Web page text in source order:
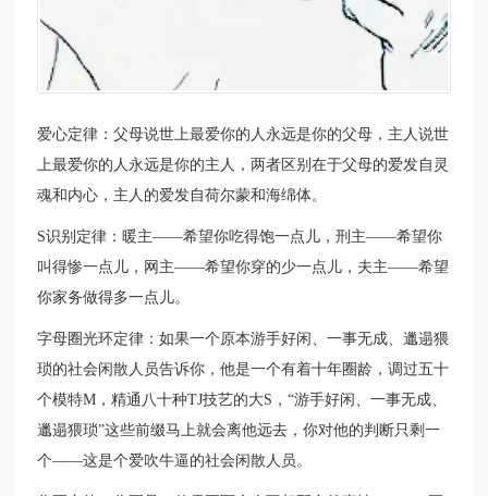
爱心定律：父母说世上最爱你的人永远是你的父母，主人说世
上最爱你的人永远是你的主人，两者区别在于父母的爱发自灵
魂和内心，主人的爱发自荷尔蒙和海绵体。
S识别定律：暖主——希望你吃得饱一点儿，刑主——希望你
叫得惨一点儿，网主——希望你穿的少一点儿，夫主——希望
你家务做得多一点儿。
字母圈光环定律：如果一个原本游手好闲、一事无成、邋遢猥
琐的社会闲散人员告诉你，他是一个有着十年圈龄，调过五十
个模特M，精通八十种TJ技艺的大S，“游手好闲、一事无成、
邋遢猥琐”这些前缀马上就会离他远去，你对他的判断只剩一
个——这是个爱吹牛逼的社会闲散人员。